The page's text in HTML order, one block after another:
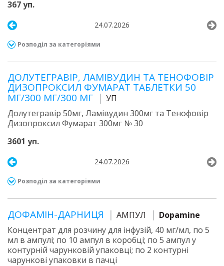
367 уп.
24.07.2026
Розподіл за категоріями
ДОЛУТЕГРАВІР, ЛАМІВУДИН ТА ТЕНОФОВІР
ДИЗОПРОКСИЛ ФУМАРАТ ТАБЛЕТКИ 50
МГ/300 МГ/300 МГ
УП
Долутегравір 50мг, Ламівудин 300мг та Тенофовір
Дизопроксил Фумарат 300мг № 30
3601 уп.
24.07.2026
Розподіл за категоріями
ДОФАМІН-ДАРНИЦЯ АМПУЛ
Dopamine
Концентрат для розчину для інфузій, 40 мг/мл, по 5
мл в ампулі; по 10 ампул в коробці; по 5 ампул у
контурній чарунковій упаковці; по 2 контурні
чарункові упаковки в пачці